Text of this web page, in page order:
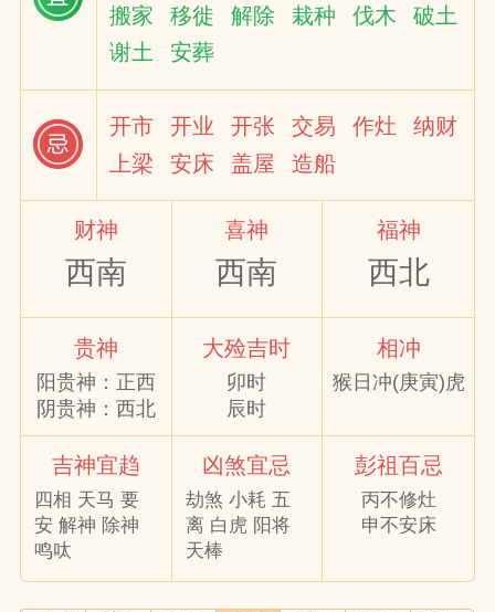
网
搬家
移徙 解除 栽种 伐木
破土
谢土
安葬
开市 开业 开张 交易 作灶
纳财
上梁
安床 盖屋 造船
财神
西南
喜神
西南
福神
西北
贵神
阳贵神：正西
阴贵神：西北
大殓吉时
卯时
辰时
相冲
猴日冲(庚寅)虎
吉神宜趋
四相 天马 要
安 解神 除神
鸣呔
凶煞宜忌
劫煞 小耗 五
离 白虎 阳将
天棒
彭祖百忌
丙不修灶
申不安床